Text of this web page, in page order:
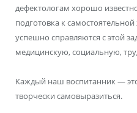
дефектологам хорошо
подготовка к
успешно справляются с этой
медицинскую, социальную,
Каждый наш воспитанник —
творчески самовыразиться.